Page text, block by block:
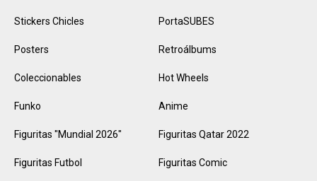
Stickers Chicles PortaSUBES
Posters Retroálbums
Coleccionables Hot Wheels
Funko Anime
Figuritas "Mundial 2026" Figuritas Qatar 2022
Figuritas Futbol Figuritas Comic